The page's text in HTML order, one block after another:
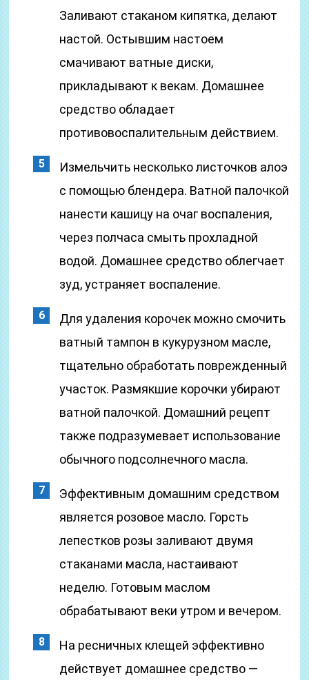
Заливают стаканом кипятка, делают
настой. Остывшим настоем
смачивают ватные диски,
прикладывают к векам. Домашнее
средство обладает
противовоспалительным действием.
Измельчить несколько листочков алоэ
с помощью блендера. Ватной палочкой
нанести кашицу на очаг воспаления,
через полчаса смыть прохладной
водой. Домашнее средство облегчает
зуд, устраняет воспаление.
Для удаления корочек можно смочить
ватный тампон в кукурузном масле,
тщательно обработать поврежденный
участок. Размякшие корочки убирают
ватной палочкой. Домашний рецепт
также подразумевает использование
обычного подсолнечного масла.
Эффективным домашним средством
является розовое масло. Горсть
лепестков розы заливают двумя
стаканами масла, настаивают
неделю. Готовым маслом
обрабатывают веки утром и вечером.
На ресничных клещей эффективно
действует домашнее средство —